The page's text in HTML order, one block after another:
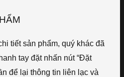
tiết sản phẩm, quý khác đã
tay đặt nhấn nút “Đặt
để lại thông tin liên lạc và